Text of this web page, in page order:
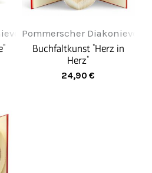
Greifenwerkstatt
Pommerscher
Buchfaltkunst "Herz in
Herz"
24,90 €